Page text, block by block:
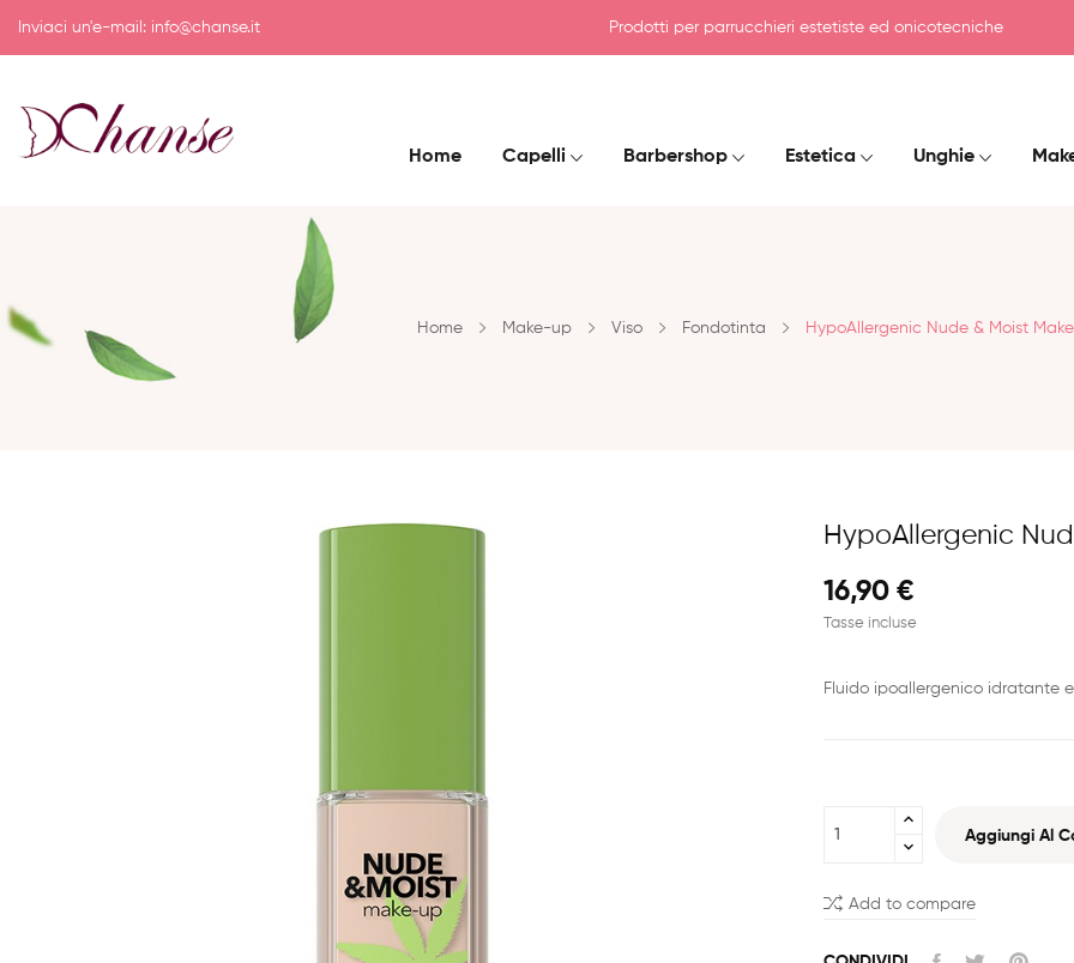
Inviaci un'e-mail: info@chanse.it Prodotti per parrucchieri estetiste ed onicotecniche
Home Capelli Barbershop Estetica Unghie
Home Make-up Viso Fondotinta HypoAllergenic Nude & Moist
HypoAllergenic
16,90 €
Tasse incluse
Fluido ipoallergenico idratante
Aggiungi Al
Add to compare